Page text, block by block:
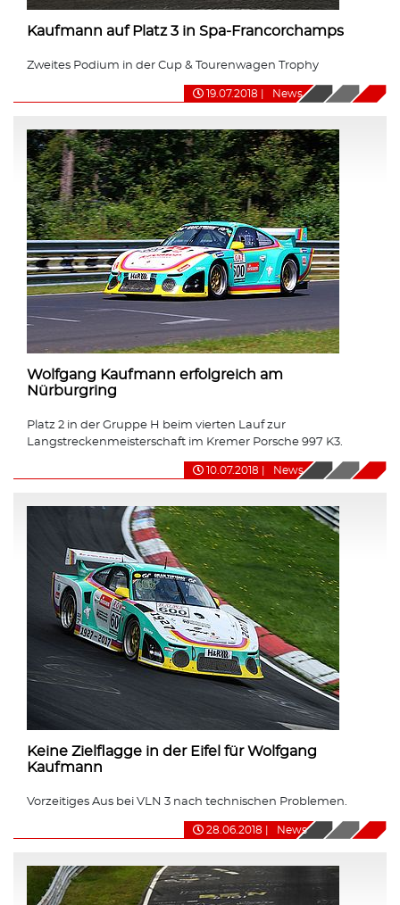
Kaufmann auf Platz 3 in Spa-Francorchamps
Zweites Podium in der Cup & Tourenwagen Trophy
19.07.2018 News
Wolfgang Kaufmann erfolgreich am
Nürburgring
Platz 2 in der Gruppe H beim vierten Lauf zur
Langstreckenmeisterschaft im Kremer Porsche 997 K3.
10.07.2018 News
Keine Zielflagge in der Eifel für Wolfgang
Kaufmann
Vorzeitiges Aus bei VLN 3 nach technischen Problemen.
28.06.2018 News